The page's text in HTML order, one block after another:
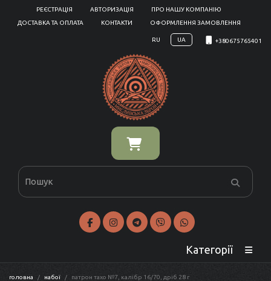
РЕЄСТРАЦІЯ АВТОРИЗАЦІЯ
ПРО НАШУ КОМПАНІЮ
ДОСТАВКА ТА ОПЛАТА
КОНТАКТИ ОФОРМЛЕННЯ ЗАМОВЛЕННЯ
RU UA +380675765401
Категорії
головна набої патрон тахо №7, калібр 16/70, дріб 28 г